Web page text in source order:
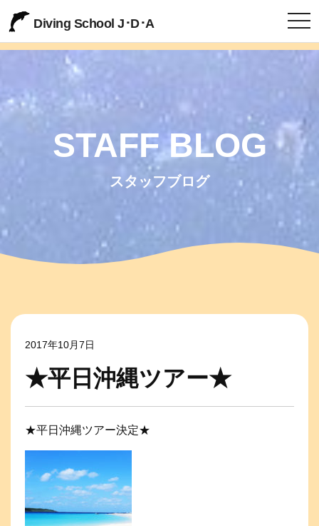
Diving School J･D･A
STAFF BLOG
スタッフブログ
2017年10月7日
★平日沖縄ツアー★
★平日沖縄ツアー決定★